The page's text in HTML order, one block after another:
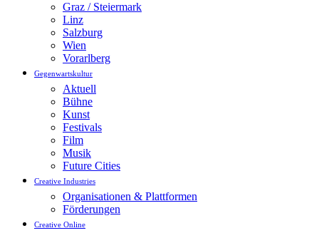
Graz / Steiermark
Linz
Salzburg
Wien
Vorarlberg
Gegenwartskultur
Aktuell
Bühne
Kunst
Festivals
Film
Musik
Future Cities
Creative Industries
Organisationen & Plattformen
Förderungen
Creative Online